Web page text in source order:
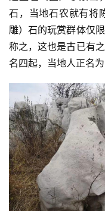
首
石，当地石农就有将
雕）石的玩赏群体仅
称之，这也是古已有
名四起，当地人正名